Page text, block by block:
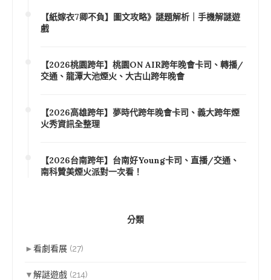
【紙嫁衣7卿不負】圖文攻略》謎題解析｜手機解謎遊
戲
【2026桃園跨年】桃園ON AIR跨年晚會卡司、轉播/
交通、龍潭大池煙火、大古山跨年晚會
【2026高雄跨年】夢時代跨年晚會卡司、義大跨年煙
火秀資訊全整理
【2026台南跨年】台南好Young卡司、直播/交通、
南科贊美煙火派對一次看！
分類
►看劇看展 (27)
▼解謎遊戲 (214)